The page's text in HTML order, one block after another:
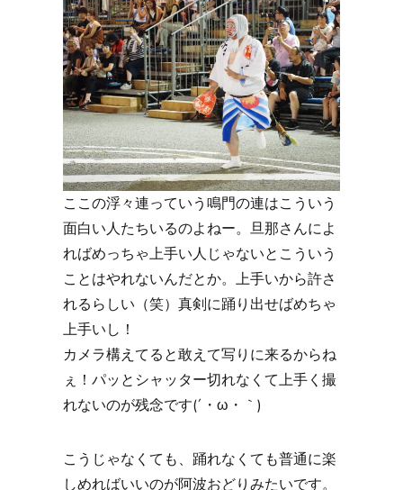
ここの浮々連っていう鳴門の連はこういう
面白い人たちいるのよねー。旦那さんによ
ればめっちゃ上手い人じゃないとこういう
ことはやれないんだとか。上手いから許さ
れるらしい（笑）真剣に踊り出せばめちゃ
上手いし！
カメラ構えてると敢えて写りに来るからね
ぇ！パッとシャッター切れなくて上手く撮
れないのが残念です(´・ω・｀)
こうじゃなくても、踊れなくても普通に楽
しめればいいのが阿波おどりみたいです。